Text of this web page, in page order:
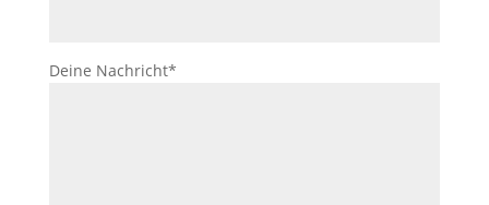
Deine Nachricht*